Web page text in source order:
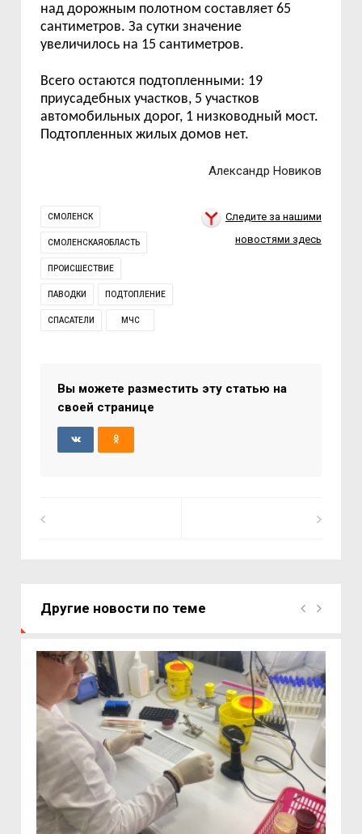
над дорожным полотном составляет 65
сантиметров. За сутки значение
увеличилось на 15 сантиметров.
Всего остаются подтопленными: 19
приусадебных участков, 5 участков
автомобильных дорог, 1 низководный мост.
Подтопленных жилых домов нет.
Александр Новиков
СМОЛЕНСК
СМОЛЕНСКАЯОБЛАСТЬ
ПРОИСШЕСТВИЕ
ПАВОДКИ ПОДТОПЛЕНИЕ
СПАСАТЕЛИ МЧС
Следите за нашими
новостями здесь
Вы можете разместить эту статью на
своей странице
Другие новости по теме